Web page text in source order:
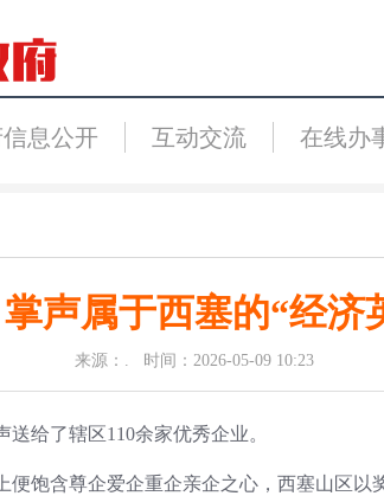
息公开 互动交流 在线办
声属于西塞的“经济
来源：. 时间：2026-05-09 10:23
给了辖区110余家优秀企业。
饱含尊企爱企重企亲企之心，西塞山区